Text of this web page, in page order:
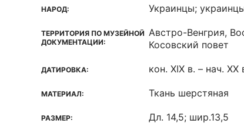
НАРОД: Украинцы;
ТЕРРИТОРИЯ ПО МУЗЕЙНОЙ
ДОКУМЕНТАЦИИ:
Австро-Венгрия,
Косовский повет
ДАТИРОВКА: кон. XIX в. – нач. XX
МАТЕРИАЛ: Ткань шерстяная
РАЗМЕР: Дл. 14,5; шир.13,5